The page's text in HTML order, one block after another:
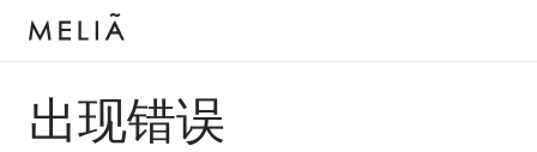
出现错误